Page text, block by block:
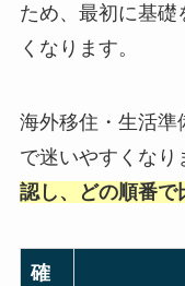
ため、最初に基礎
くなります。
海外移住・生活準
で迷いやすくなり
認し、どの順番で
確